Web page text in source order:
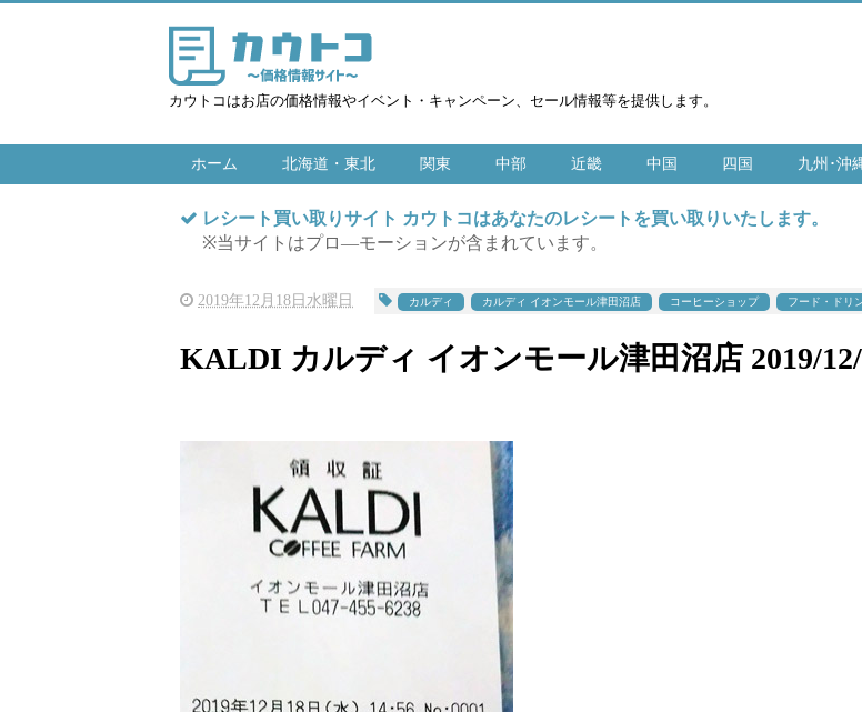
カウトコはお店の価格情報やイベント・キャンペーン、セール情報等を提供します。
ホーム 北海道・東北 関東 中部 近畿 中国 四国 九州･沖
レシート買い取りサイト カウトコはあなたのレシートを買い取りいたします。
※当サイトはプロ―モーションが含まれています。
2019年12月18日水曜日 カルディ カルディ イオンモール津田沼店 コーヒーショップ フード・ドリ
KALDI カルディ イオンモール津田沼店 2019/